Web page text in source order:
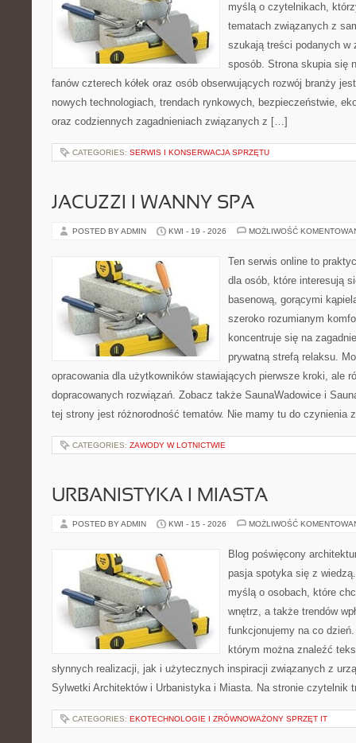
myślą o czytelnikach,
tematach związanych z
szukają treści podanych w
sposób. Strona skupia się
fanów czterech kółek oraz osób obserwujących rozwój branży
nowych technologiach, trendach rynkowych, bezpieczeństwie,
oraz codziennych zagadnieniach związanych z […]
CATEGORIES: SERWIS I KONSERWACJA SPRZĘTU
JACUZZI I WANNY SPA
POSTED BY ADMIN KWI - 19 - 2026 MOŻLIWOŚĆ
Ten serwis online to
dla osób, które interesują
basenową, gorącymi
szeroko rozumianym
koncentruje się na
prywatną strefą relaksu.
opracowania dla użytkowników stawiających pierwsze kroki, ale
dopracowanych rozwiązań. Zobacz także SaunaWadowice i
tej strony jest różnorodność tematów. Nie mamy tu do czynienia
CATEGORIES: ZAWODY W LOTNICTWIE
URBANISTYKA I MIASTA
POSTED BY ADMIN KWI - 15 - 2026 MOŻLIWOŚĆ
Blog poświęcony
pasja spotyka się z
myślą o osobach, które
wnętrz, a także trendów
funkcjonujemy na co
którym można znaleźć
słynnych realizacji, jak i użytecznych inspiracji związanych z
Sylwetki Architektów i Urbanistyka i Miasta. Na stronie czytelnik
CATEGORIES: EKOTECHNOLOGIE I ZRÓWNOWAŻONY SPRZĘT IT